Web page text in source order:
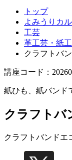
トップ
よみうりカ
工芸
革工芸・紙
クラフトバ
講座コード：
紙ひも、紙バンド
クラフトバ
クラフトバンド